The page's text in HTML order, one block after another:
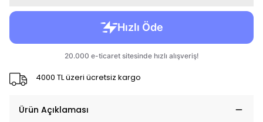
4000 TL üzeri ücretsiz kargo
Ürün Açıklaması